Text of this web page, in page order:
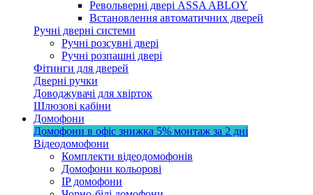
Револьверні двері ASSA ABLOY
Встановлення автоматичних дверей
Ручні дверні системи
Ручні розсувні двері
Ручні розпашні двері
Фітинги для дверей
Дверні ручки
Доводжувачі для хвірток
Шлюзові кабіни
Домофони
Домофони в офіс знижка 5% монтаж за 2 дні
Відеодомофони
Комплекти відеодомофонів
Домофони кольорові
IP домофони